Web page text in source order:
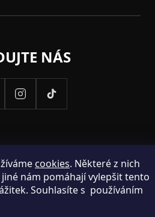
cookies. Některé z nich
nám pomáhají vylepšit tento
Souhlasíte s používáním
NÁS